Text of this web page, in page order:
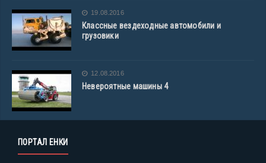
19.08.2016
Классные вездеходные автомобили и
грузовики
12.08.2016
Невероятные машины 4
ПОРТАЛ ЕНКИ